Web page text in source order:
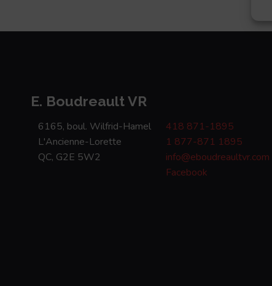
E. Boudreault VR
6165, boul. Wilfrid-Hamel
L'Ancienne-Lorette
QC, G2E 5W2
418 871-1895
1 877-871 1895
info@eboudreaultvr.com
Facebook